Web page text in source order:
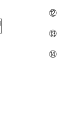
⑫
⑬
⑭